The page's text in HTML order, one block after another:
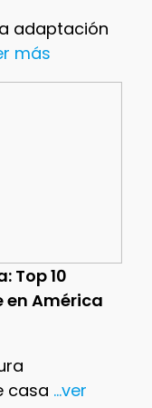
adaptación
más
Top 10
en América
casa ...ver